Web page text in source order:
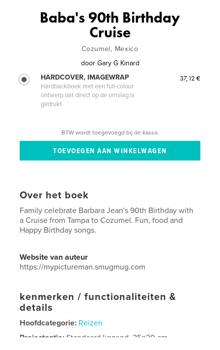
Baba's 90th Birthday
Cruise
Cozumel, Mexico
door Gary G Kinard
HARDCOVER, IMAGEWRAP
Hardbackboek met een full-colour
ontwerp dat direct op de omslag is
gedrukt
37,12 €
BTW wordt toegevoegd bij de kassa.
Over het boek
Family celebrate Barbara Jean's 90th Birthday with
a Cruise from Tampa to Cozumel. Fun, food and
Happy Birthday songs.
Website van auteur
https://mypictureman.smugmug.com
kenmerken / functionaliteiten &
details
Hoofdcategorie: Reizen
Projectoptie: Standaard liggend, 25×20 cm